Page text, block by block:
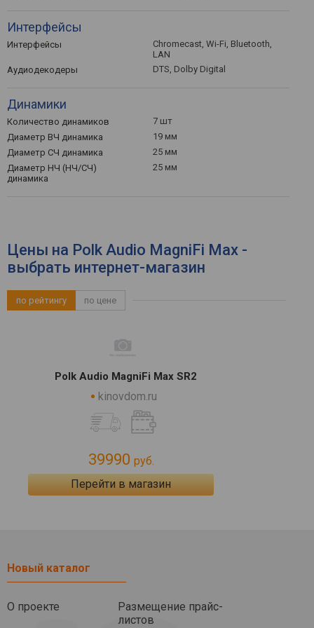
Интерфейсы
Интерфейсы
Chromecast, Wi-Fi, Bluetooth,
LAN
Аудиодекодеры
DTS, Dolby Digital
Динамики
Количество динамиков
7 шт
Диаметр ВЧ динамика
19 мм
Диаметр СЧ динамика
25 мм
Диаметр НЧ (НЧ/СЧ)
динамика
25 мм
Цены на Polk Audio MagniFi Max -
выбрать интернет-магазин
по рейтингу по цене
Polk Audio MagniFi Max SR2
kinovdom.ru
39990 руб.
Перейти в магазин
Новый каталог
О проекте
Размещение прайс-
листов